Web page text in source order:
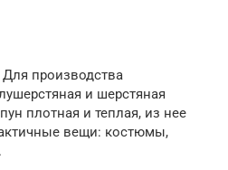
производства
и шерстяная
плотная и теплая, из нее
вещи: костюмы,